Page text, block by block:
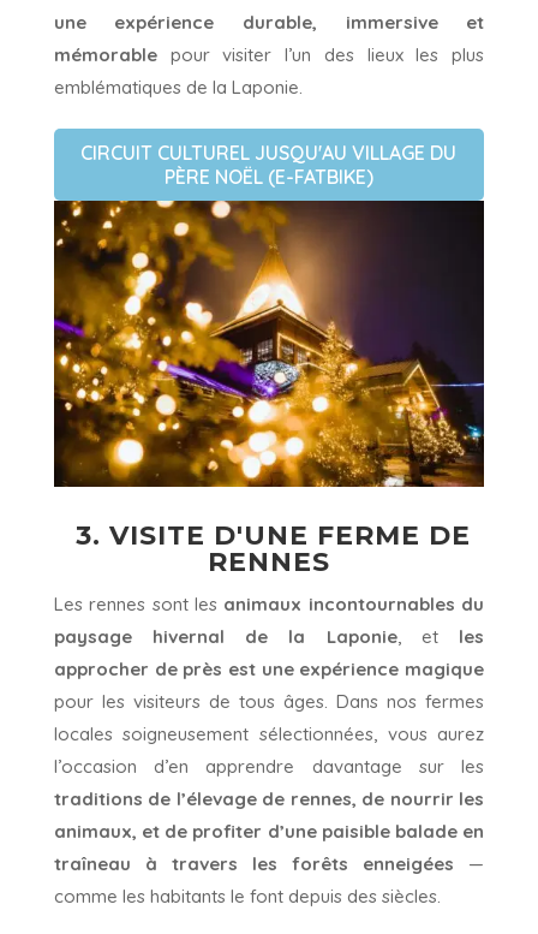
une expérience durable, immersive et
mémorablepour visiter l’un des lieux les plus
emblématiques de la Laponie.
CIRCUIT CULTUREL JUSQU'AU VILLAGE DU
PÈRE NOËL (E-FATBIKE)
3. VISITE D'UNE FERME DE
RENNES
Les rennes sont les animaux incontournables du
paysage hivernal de la Laponie, et les
approcher de près est une expérience magique
pour les visiteurs de tous âges. Dans nos fermes
locales soigneusement sélectionnées, vous aurez
l’occasion d’en apprendre davantage sur les
traditions de l’élevage de rennes, de nourrir les
animaux, et de profiter d’une paisible balade en
traîneau à travers les forêts enneigées —
comme les habitants le font depuis des siècles.